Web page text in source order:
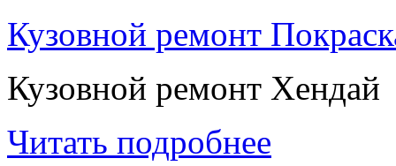
Кузовной ремонт
Кузовной ремонт Хендай
Читать подробнее